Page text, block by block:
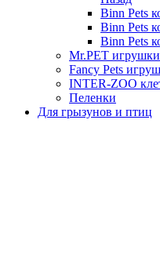
Binn Pets
Binn Pets
Binn Pets
Mr.PET
Fancy Pets
INTER-ZOO
Пеленки
Для грызунов и птиц